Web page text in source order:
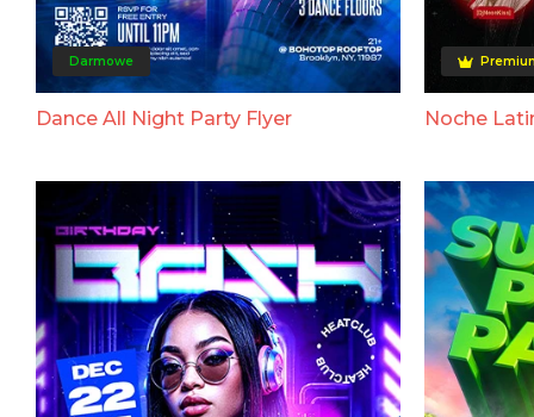
Darmowe
Dance All Night Party Flyer Noche